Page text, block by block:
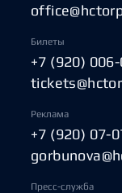
Билеты
+7 (920)
Реклама
+7 (920) 07-
Пресс-служба